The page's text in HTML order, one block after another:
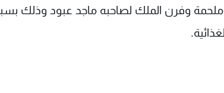
وفرن الملك لصاحبه ماجد عبود وذلك